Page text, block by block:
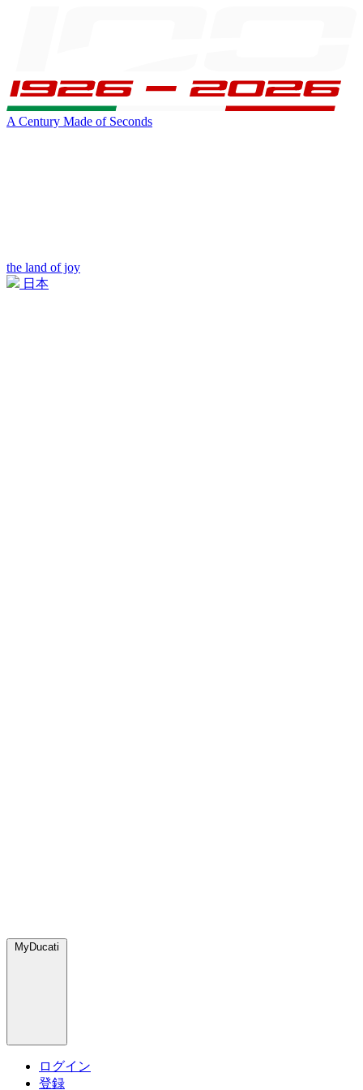
A Century Made of Seconds
the land of joy
日本
MyDucati
ログイン
登録